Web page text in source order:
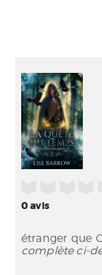
0avis
étranger que
complète ci-